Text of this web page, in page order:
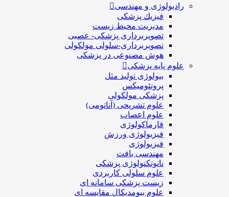
رادیولوژی و مهندسی
فيزيك پزشکی
مدیریت محیط زیست
تصویربرداری پزشکی- عصبی
تصویربرداری-سلولی مولکولی
هوش مصنوعی در پزشکی
علوم پایه پزشکی
بیولوژی تولید مثل
پروتئومیکس
پزشکی مولکولی
علوم تشریحی (آناتومی)
علوم اعصاب
فارماکولوژی
فیزیولوژی ورزش
فیزیولوژی
مهندسی بافت
نانوتکنولوژی پزشکی
علوم سلولی کاربردی
زیست پزشکی سامانه ای
علوم بیومدیکال مقایسه ای